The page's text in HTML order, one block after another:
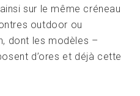
sur le même créneau
outdoor ou
dont les modèles –
d’ores et déjà cette